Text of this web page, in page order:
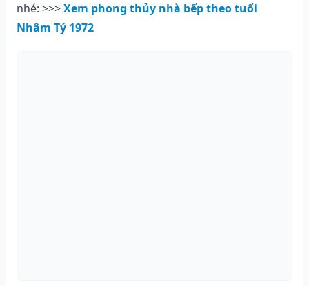
nhé: >>>Xem phong thủy nhà bếp theo tuổi
Nhâm Tý 1972